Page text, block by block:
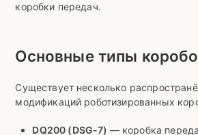
коробки передач.
Основные типы
Существует несколько
модификаций роботизированных
DQ200 (DSG-7) — коробка